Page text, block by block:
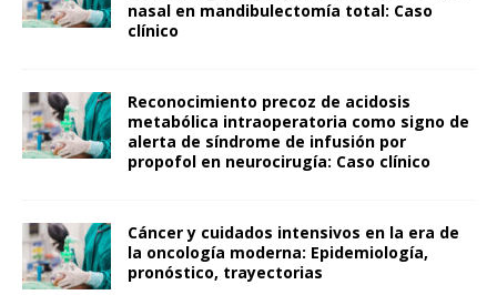
nasal en mandibulectomía total: Caso
clínico
Reconocimiento precoz de acidosis
metabólica intraoperatoria como signo de
alerta de síndrome de infusión por
propofol en neurocirugía: Caso clínico
Cáncer y cuidados intensivos en la era de
la oncología moderna: Epidemiología,
pronóstico, trayectorias